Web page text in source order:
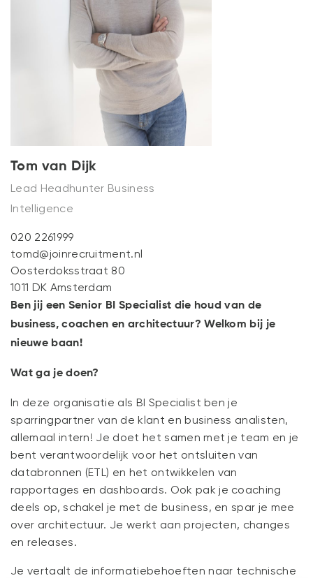
CONTACT
Tom van Dijk
Lead Headhunter Business
Intelligence
020 2261999
tomd@joinrecruitment.nl
Oosterdoksstraat 80
1011 DK Amsterdam
Ben jij een Senior BI Specialist die houd van de
business, coachen en architectuur? Welkom bij je
nieuwe baan!
Wat ga je doen?
In deze organisatie als BI Specialist ben je
sparringpartner van de klant en business analisten,
allemaal intern! Je doet het samen met je team en je
bent verantwoordelijk voor het ontsluiten van
databronnen (ETL) en het ontwikkelen van
rapportages en dashboards. Ook pak je coaching
deels op, schakel je met de business, en spar je mee
over architectuur. Je werkt aan projecten, changes
en releases.
Je vertaalt de informatiebehoeften naar technische